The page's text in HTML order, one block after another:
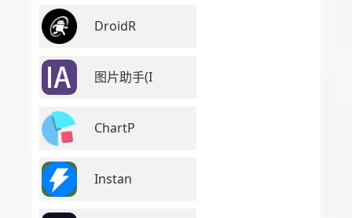
DroidR
图片助手(I
ChartP
Instan